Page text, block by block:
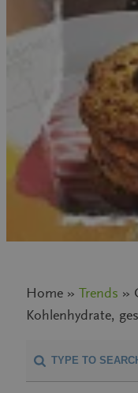
Home » Trends »
Kohlenhydrate,